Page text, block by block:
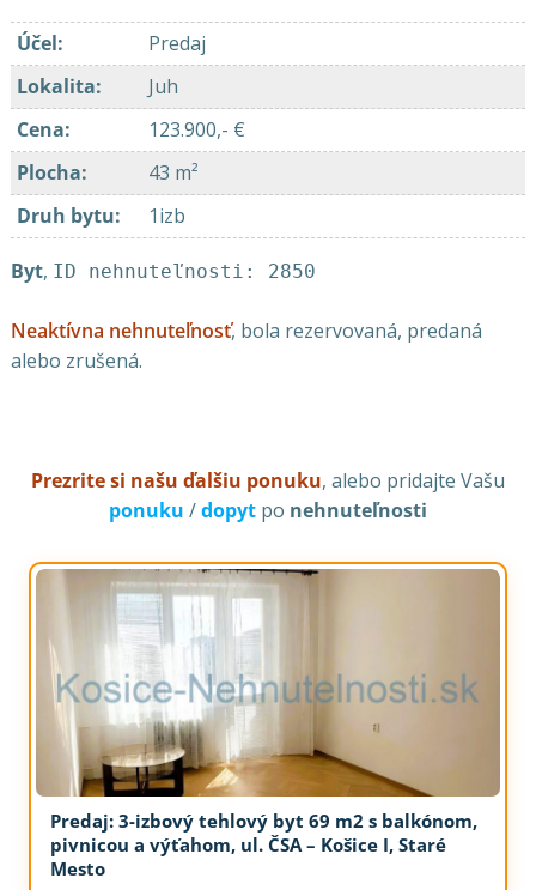
Účel:
Predaj
Lokalita:
Juh
Cena:
123.900,- €
Plocha:
43 m²
Druh bytu: 1izb
Byt, ID nehnuteľnosti: 2850
Neaktívna nehnuteľnosť, bola rezervovaná, predaná
alebo zrušená.
Prezrite si našu ďalšiu ponuku, alebo pridajte Vašu
ponuku /dopyt po nehnuteľnosti
Predaj: 3-izbový tehlový byt 69 m2 s balkónom,
pivnicou a výťahom, ul. ČSA – Košice I, Staré
Mesto